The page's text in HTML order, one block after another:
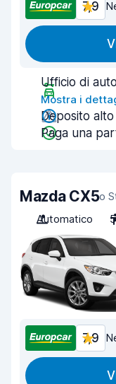
7,9
Ufficio di
Mostra i
Deposito alto
Paga una
Mazda CX5o
Automatico
5
7,9